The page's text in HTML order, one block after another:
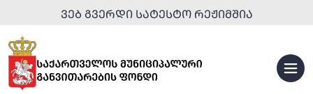
ᲕᲔᲑ ᲒᲕᲔᲠᲓᲘ ᲡᲐᲢᲔᲡᲢᲝ ᲠᲔᲟᲘᲛᲨᲘᲐ